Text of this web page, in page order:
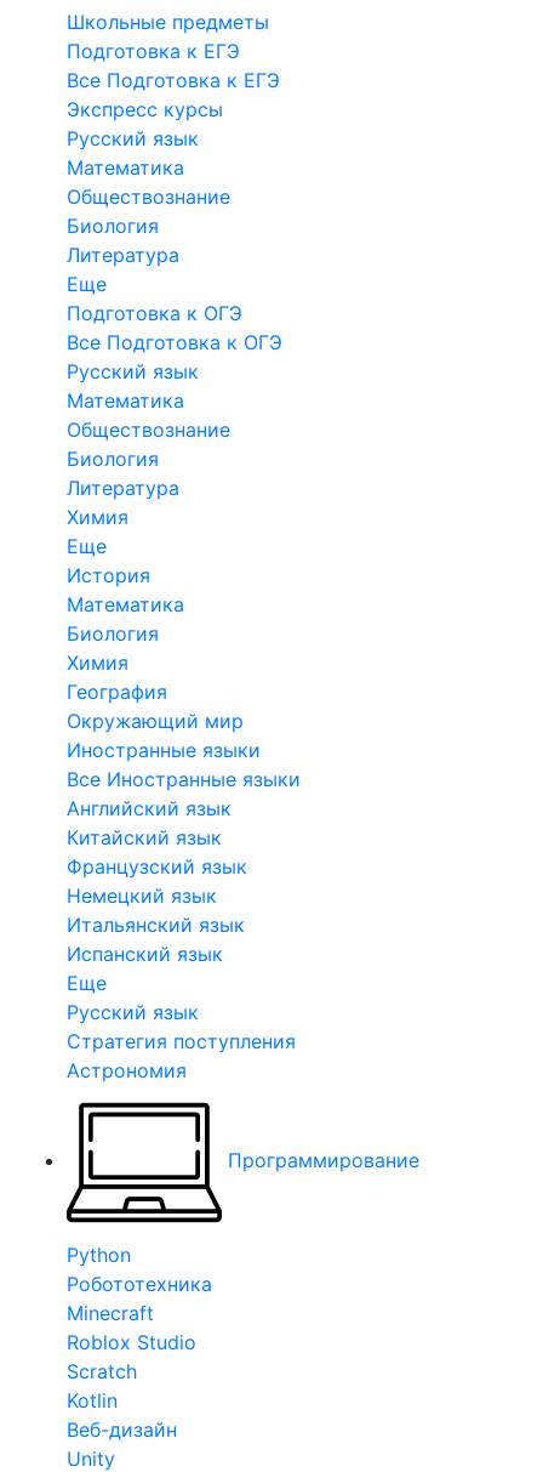
Школьные предметы
Подготовка к ЕГЭ
Все Подготовка к ЕГЭ
Экспресс курсы
Русский язык
Математика
Обществознание
Биология
Литература
Еще
Подготовка к ОГЭ
Все Подготовка к ОГЭ
Русский язык
Математика
Обществознание
Биология
Литература
Химия
Еще
История
Математика
Биология
Химия
География
Окружающий мир
Иностранные языки
Все Иностранные языки
Английский язык
Китайский язык
Французский язык
Немецкий язык
Итальянский язык
Испанский язык
Еще
Русский язык
Стратегия поступления
Астрономия
Программирование
Python
Робототехника
Minecraft
Roblox Studio
Scratch
Kotlin
Веб-дизайн
Unity